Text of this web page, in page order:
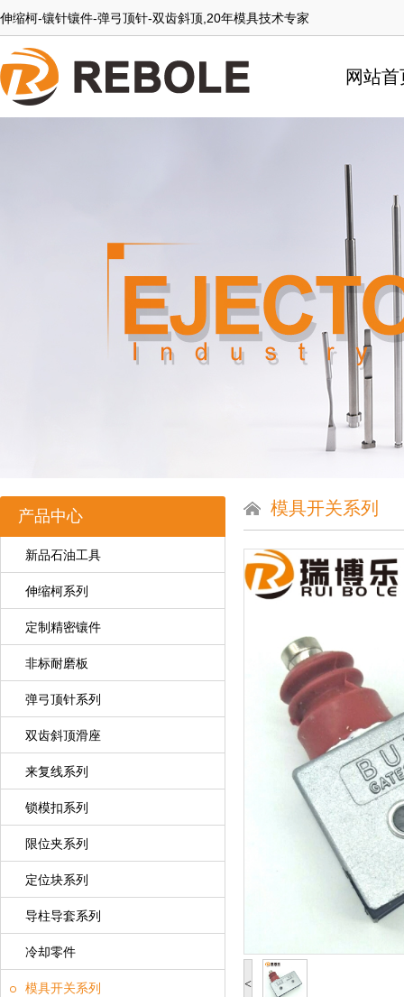
伸缩柯-镶针镶件-弹弓顶针-双齿斜顶,20年模具技术专家
网站首
产品中心
新品石油工具
伸缩柯系列
定制精密镶件
非标耐磨板
弹弓顶针系列
双齿斜顶滑座
来复线系列
锁模扣系列
限位夹系列
定位块系列
导柱导套系列
冷却零件
模具开关系列
模具开关系列
<